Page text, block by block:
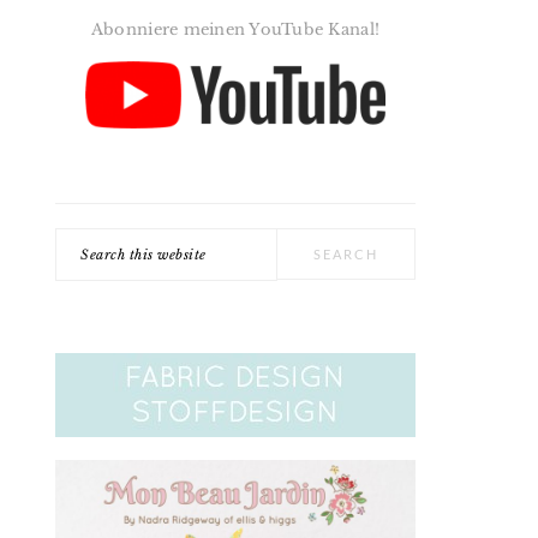
Abonniere meinen YouTube Kanal!